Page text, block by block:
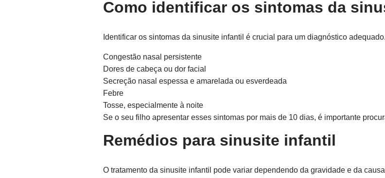
Como identificar os sintomas da
Identificar os sintomas da sinusite infantil é crucial para um diagnóstico
Congestão nasal persistente
Dores de cabeça ou dor facial
Secreção nasal espessa e amarelada ou esverdeada
Febre
Tosse, especialmente à noite
Se o seu filho apresentar esses sintomas por mais de 10 dias, é importante
Remédios para sinusite infantil
O tratamento da sinusite infantil pode variar dependendo da gravidade e da